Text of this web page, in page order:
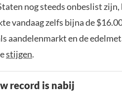
nog steeds onbeslist
vandaag zelfs bijna de
aandelenmarkt en de
stijgen.
record is nabij